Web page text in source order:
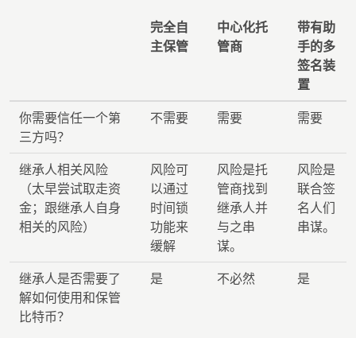
完全自
主保管
中心化托
管商
带有助
手的多
签名装
置
你需要信任一个第
三方吗？
不需要 需要 需要
继承人相关风险
（太早尝试取走资
金；跟继承人自身
相关的风险）
风险可
以通过
时间锁
功能来
缓解
风险是托
管商找到
继承人并
与之串
谋。
风险是
联合签
名人们
串谋。
继承人是否需要了
解如何使用和保管
比特币？
是 不必然 是